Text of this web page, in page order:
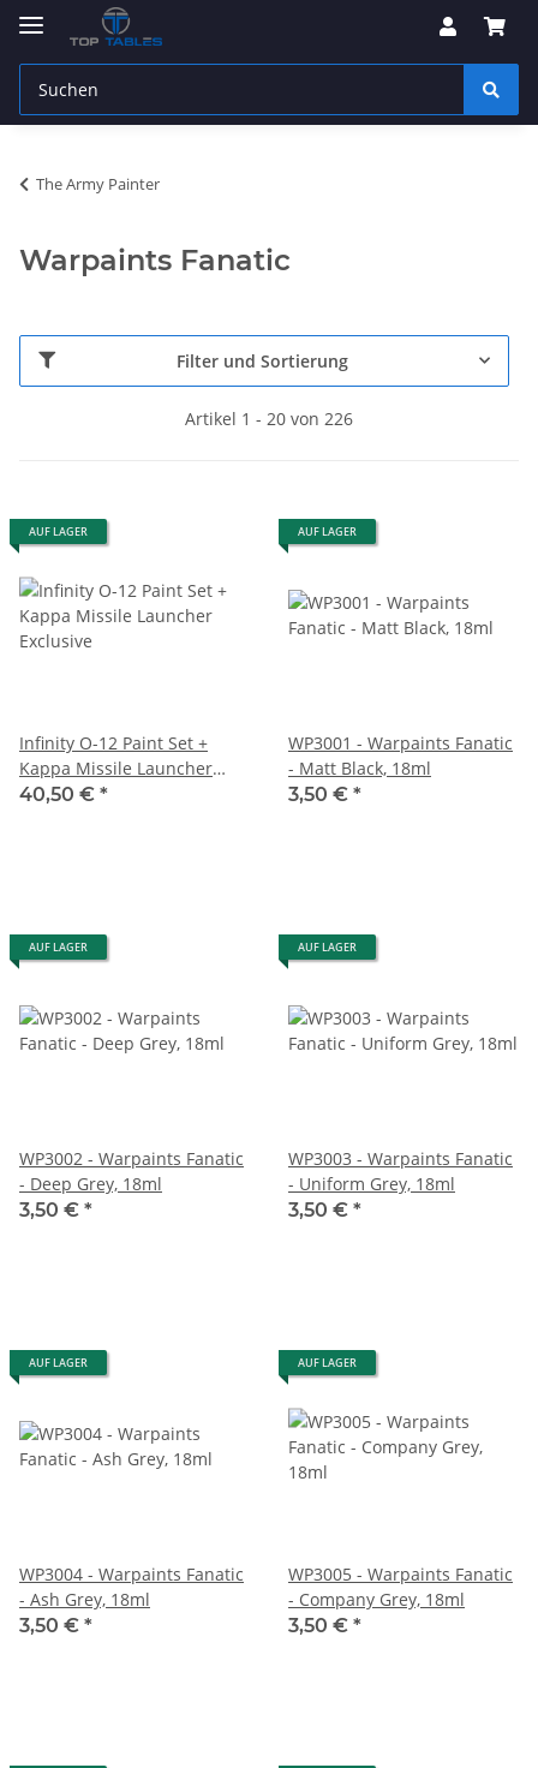
The Army Painter
Warpaints Fanatic
Filter und Sortierung
Artikel 1 - 20 von 226
AUF LAGER
Infinity O-12 Paint Set +
Kappa Missile Launcher
Exclusive
40,50 € *
AUF LAGER
WP3001 - Warpaints Fanatic
- Matt Black, 18ml
3,50 € *
AUF LAGER
WP3002 - Warpaints Fanatic
- Deep Grey, 18ml
3,50 € *
AUF LAGER
WP3003 - Warpaints Fanatic
- Uniform Grey, 18ml
3,50 € *
AUF LAGER
WP3004 - Warpaints Fanatic
- Ash Grey, 18ml
3,50 € *
AUF LAGER
WP3005 - Warpaints Fanatic
- Company Grey, 18ml
3,50 € *